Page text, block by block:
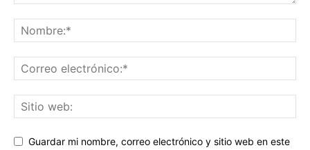
Guardar mi nombre, correo electrónico y sitio web en este